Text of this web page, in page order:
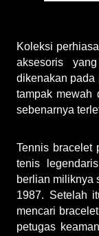
Koleksi
aksesoris
dikenakan pada
tampak mewah
sebenarnya
Tennis bracelet
tenis
berlian miliknya
1987. Setelah
mencari
petugas